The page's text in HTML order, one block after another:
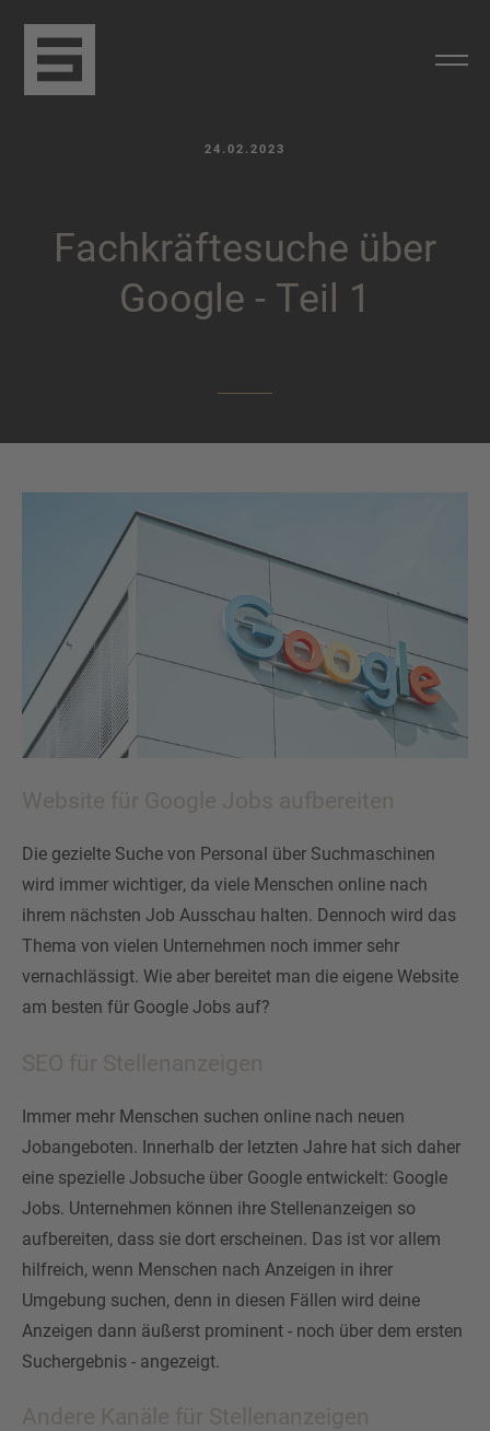
24.02.2023
Fachkräftesuche über
Google - Teil 1
Website für Google Jobs aufbereiten
Die gezielte Suche von Personal über Suchmaschinen
wird immer wichtiger, da viele Menschen online nach
ihrem nächsten Job Ausschau halten. Dennoch wird das
Thema von vielen Unternehmen noch immer sehr
vernachlässigt. Wie aber bereitet man die eigene Website
am besten für Google Jobs auf?
SEO für Stellenanzeigen
Immer mehr Menschen suchen online nach neuen
Jobangeboten. Innerhalb der letzten Jahre hat sich daher
eine spezielle Jobsuche über Google entwickelt: Google
Jobs. Unternehmen können ihre Stellenanzeigen so
aufbereiten, dass sie dort erscheinen. Das ist vor allem
hilfreich, wenn Menschen nach Anzeigen in ihrer
Umgebung suchen, denn in diesen Fällen wird deine
Anzeigen dann äußerst prominent - noch über dem ersten
Suchergebnis - angezeigt.
Andere Kanäle für Stellenanzeigen